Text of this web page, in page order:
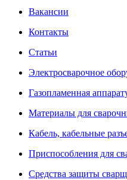
Вакансии
Контакты
Статьи
Электросварочное
Газопламенная
Материалы для
Кабель, кабельные
Приспособления для
Средства защиты